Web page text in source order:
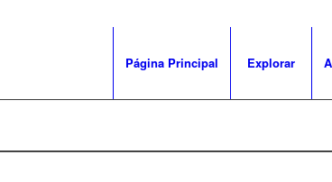
Página Principal Explorar